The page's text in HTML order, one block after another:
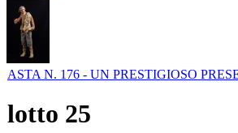
ASTA N. 176 - UN PRESTIGIOSO
lotto 25